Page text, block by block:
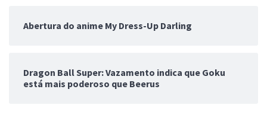
Abertura do anime My Dress-Up Darling
Dragon Ball Super: Vazamento indica que Goku
está mais poderoso que Beerus